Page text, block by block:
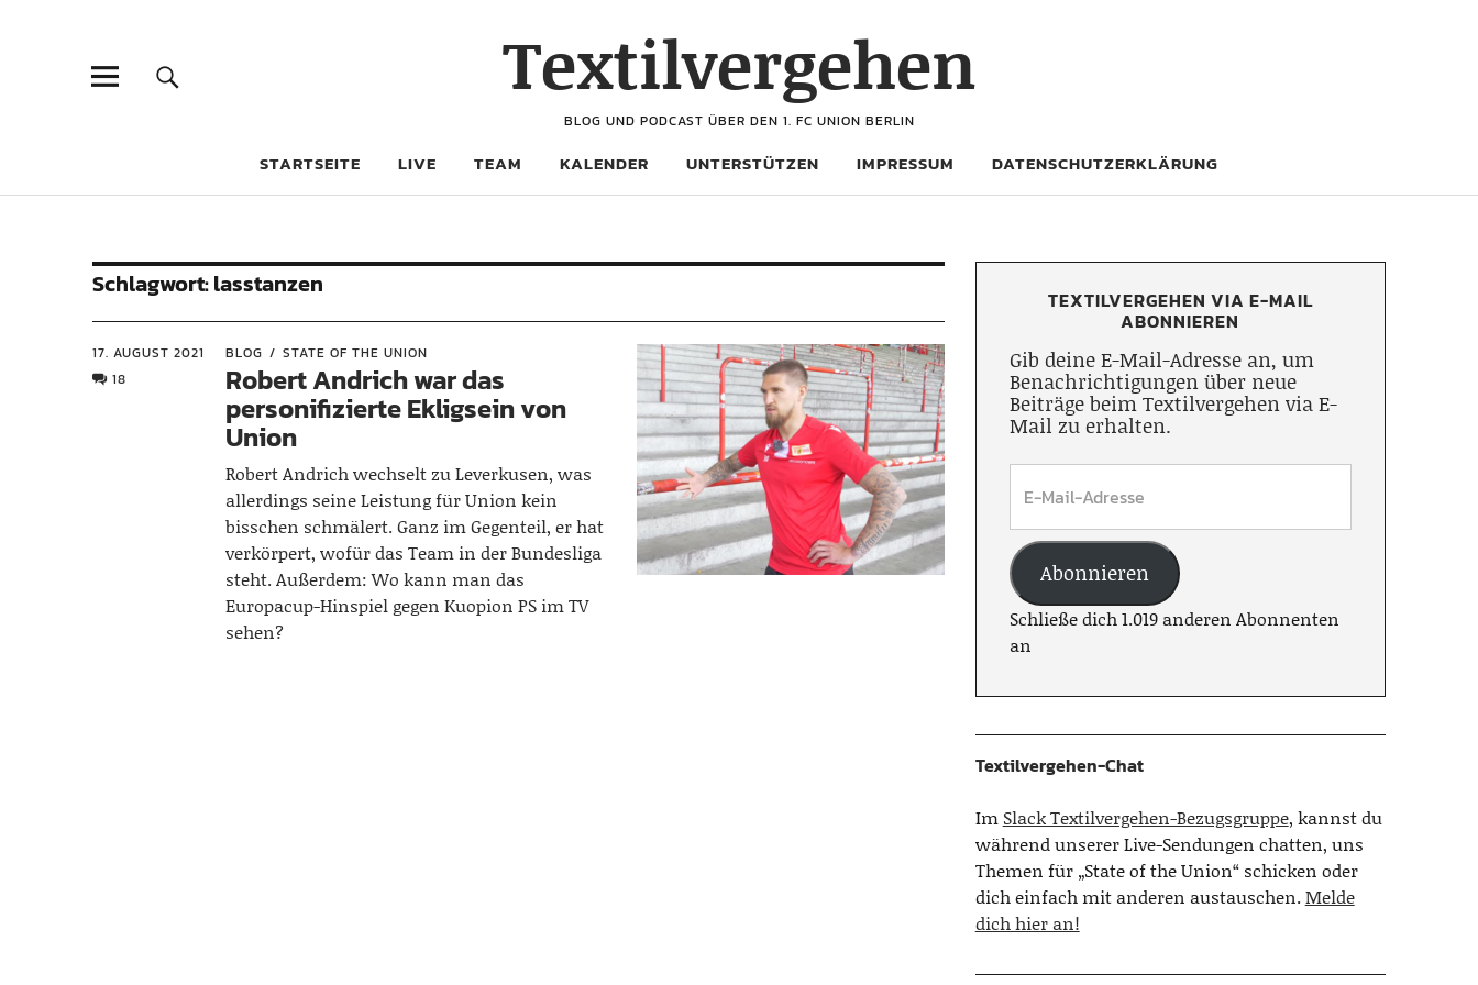
Textilvergehen
BLOG UND PODCAST ÜBER DEN 1. FC UNION BERLIN
STARTSEITE LIVE TEAM KALENDER UNTERSTÜTZEN IMPRESSUM DATENSCHUTZERKLÄRUNG
Schlagwort:lasstanzen
17. AUGUST 2021
18
BLOG STATE OF THE UNION
Robert Andrich war das
personifizierte Ekligsein von
Union
Robert Andrich wechselt zu Leverkusen, was
allerdings seine Leistung für Union kein
bisschen schmälert. Ganz im Gegenteil, er hat
verkörpert, wofür das Team in der Bundesliga
steht. Außerdem: Wo kann man das
Europacup-Hinspiel gegen Kuopion PS im TV
sehen?
TEXTILVERGEHEN VIA E-MAIL
ABONNIEREN
Gib deine E-Mail-Adresse an, um
Benachrichtigungen über neue
Beiträge beim Textilvergehen via E-
Mail zu erhalten.
Abonnieren
Schließe dich 1.019 anderen Abonnenten
an
Textilvergehen-Chat
Im Slack Textilvergehen-Bezugsgruppe, kannst du
während unserer Live-Sendungen chatten, uns
Themen für „State of the Union“ schicken oder
dich einfach mit anderen austauschen.Melde
dich hier an!